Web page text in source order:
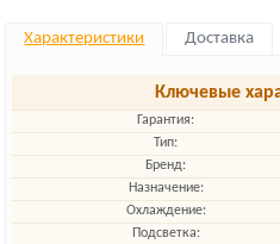
Характеристики Доставка
Ключевые
Гарантия:
Тип:
Бренд:
Назначение:
Охлаждение:
Подсветка: